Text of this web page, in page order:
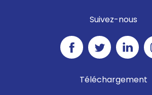
Suivez-nous
Téléchargement